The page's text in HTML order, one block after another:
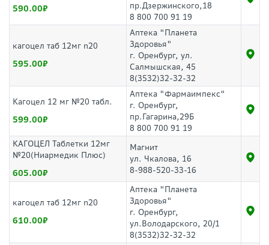
590.00
пр.Дзержинского,18
8 800 700 91 19
кагоцел таб 12мг n20
595.00
Аптека "Планета
Здоровья"
г. Оренбург, ул.
Салмышская, 45
8(3532)32-32-32
Кагоцел 12 мг №20 табл.
599.00
Аптека "Фармаимпекс"
г. Оренбург,
пр.Гагарина,29Б
8 800 700 91 19
КАГОЦЕЛ Таблетки 12мг
№20(Ниармедик Плюс)
605.00
Магнит
ул. Чкалова, 16
8-988-520-33-16
кагоцел таб 12мг n20
610.00
Аптека "Планета
Здоровья"
г. Оренбург,
ул.Володарского, 20/1
8(3532)32-32-32